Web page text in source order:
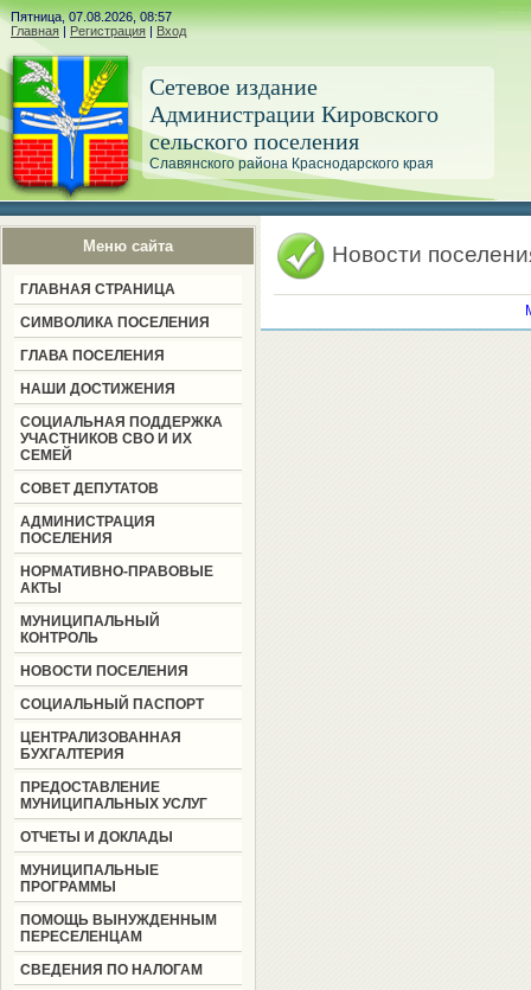
Пятница, 07.08.2026, 08:57
Главная | Регистрация | Вход
Сетевое издание
Администрации Кировского
сельского поселения
Славянского района Краснодарского края
Меню сайта
ГЛАВНАЯ СТРАНИЦА
СИМВОЛИКА ПОСЕЛЕНИЯ
ГЛАВА ПОСЕЛЕНИЯ
НАШИ ДОСТИЖЕНИЯ
СОЦИАЛЬНАЯ ПОДДЕРЖКА
УЧАСТНИКОВ СВО И ИХ
СЕМЕЙ
СОВЕТ ДЕПУТАТОВ
АДМИНИСТРАЦИЯ
ПОСЕЛЕНИЯ
НОРМАТИВНО-ПРАВОВЫЕ
АКТЫ
МУНИЦИПАЛЬНЫЙ
КОНТРОЛЬ
НОВОСТИ ПОСЕЛЕНИЯ
СОЦИАЛЬНЫЙ ПАСПОРТ
ЦЕНТРАЛИЗОВАННАЯ
БУХГАЛТЕРИЯ
ПРЕДОСТАВЛЕНИЕ
МУНИЦИПАЛЬНЫХ УСЛУГ
ОТЧЕТЫ И ДОКЛАДЫ
МУНИЦИПАЛЬНЫЕ
ПРОГРАММЫ
ПОМОЩЬ ВЫНУЖДЕННЫМ
ПЕРЕСЕЛЕНЦАМ
СВЕДЕНИЯ ПО НАЛОГАМ
Новости